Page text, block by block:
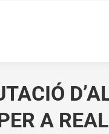
A